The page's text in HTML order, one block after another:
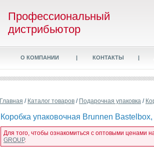
Профессиональный
дистрибьютор
О КОМПАНИИ | КОНТАКТЫ |
Главная / Каталог товаров / Подарочная упаковка /
Коробка упаковочная Brunnen
Для того, чтобы ознакомиться с оптовыми ценами
GROUP.